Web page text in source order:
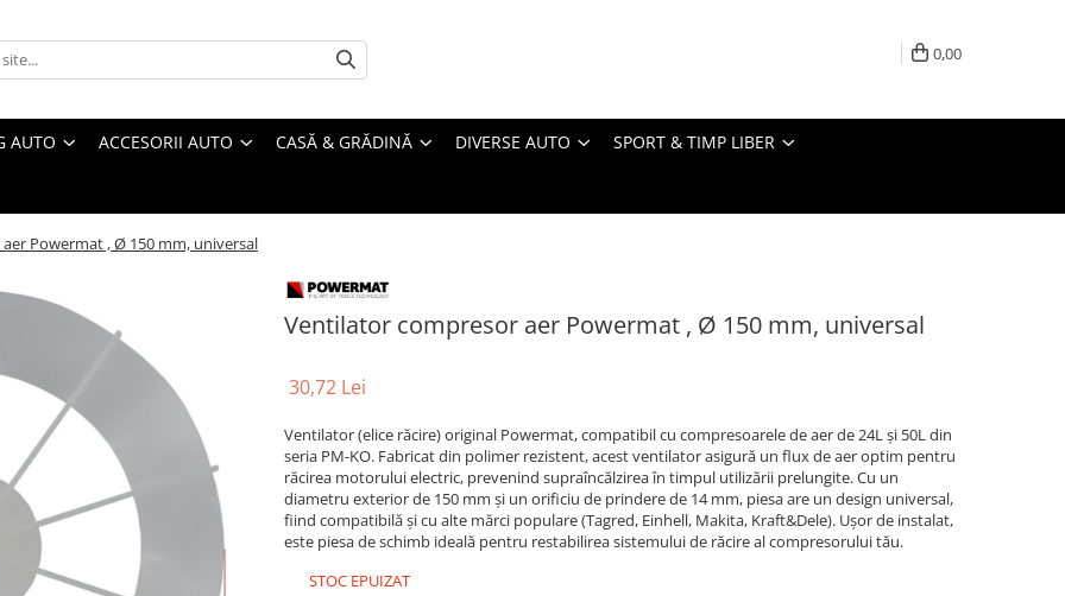
0,00
AUTO ACCESORII AUTO CASĂ & GRĂDINĂ DIVERSE AUTO SPORT & TIMP LIBER
Powermat , Ø 150 mm, universal
Ventilator compresor aer Powermat , Ø 150 mm, universal
30,72 Lei
Ventilator (elice răcire) original Powermat, compatibil cu compresoarele de aer de 24L și 50L din
seria PM-KO. Fabricat din polimer rezistent, acest ventilator asigură un flux de aer optim pentru
răcirea motorului electric, prevenind supraîncălzirea în timpul utilizării prelungite. Cu un
diametru exterior de 150 mm și un orificiu de prindere de 14 mm, piesa are un design universal,
fiind compatibilă și cu alte mărci populare (Tagred, Einhell, Makita, Kraft&Dele). Ușor de instalat,
este piesa de schimb ideală pentru restabilirea sistemului de răcire al compresorului tău.
STOC EPUIZAT